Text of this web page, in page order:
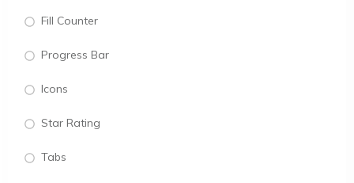
Fill Counter
Progress Bar
Icons
Star Rating
Tabs